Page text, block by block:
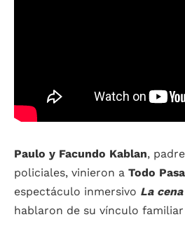
Paulo y Facundo Kablan,
policiales, vinieron a Todo Pasa
espectáculo inmersivo La
hablaron de su vínculo